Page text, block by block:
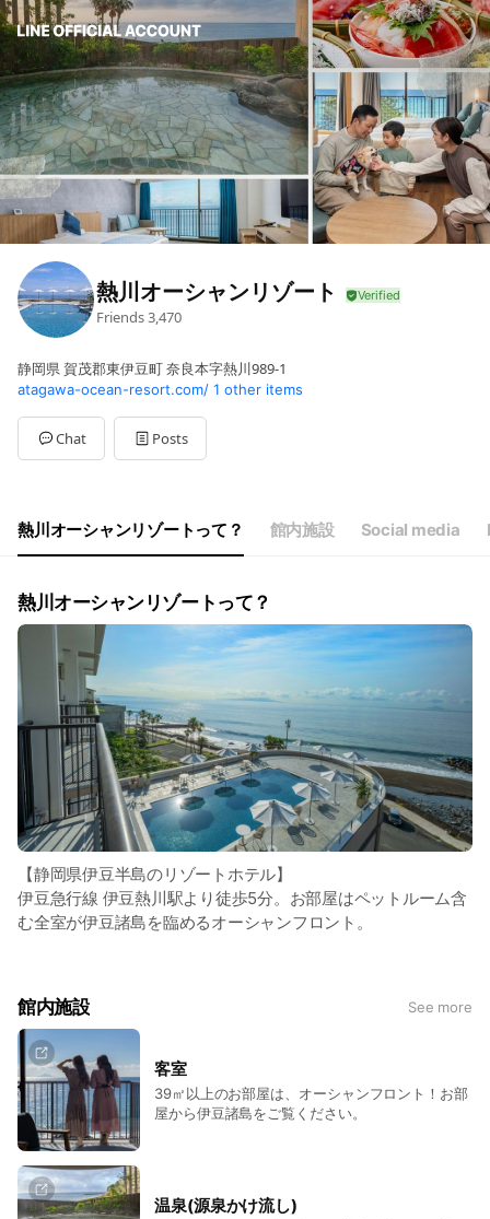
熱川オーシャンリゾート
Friends3,470
静岡県 賀茂郡東伊豆町 奈良本字熱川989-1
atagawa-ocean-resort.com/ 1 other items
Chat Posts
熱川オーシャンリゾートって？ 館内施設 Social media
熱川オーシャンリゾートって？
【静岡県伊豆半島のリゾートホテル】
伊豆急行線 伊豆熱川駅より徒歩5分。お部屋はペットルーム含
む全室が伊豆諸島を臨めるオーシャンフロント。
館内施設 See more
客室
39㎡以上のお部屋は、オーシャンフロント！お部
屋から伊豆諸島をご覧ください。
温泉(源泉かけ流し)